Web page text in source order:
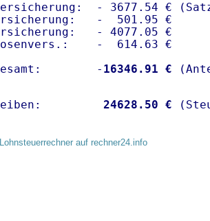
- 3677.54 €
-  501.95 €
- 4077.05 €
-  614.63 €
gesamt:        - 16346.91 €
bleiben: 24628.50 €
auf rechner24.info